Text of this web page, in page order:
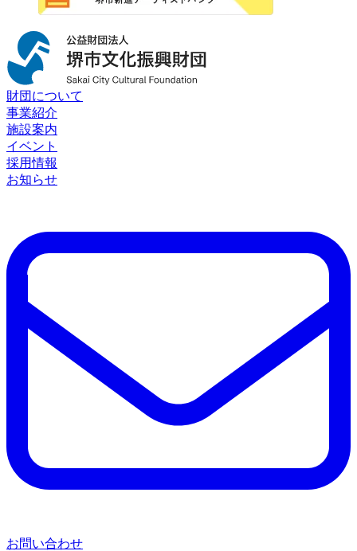
財団について
事業紹介
施設案内
イベント
採用情報
お知らせ
お問い合わせ